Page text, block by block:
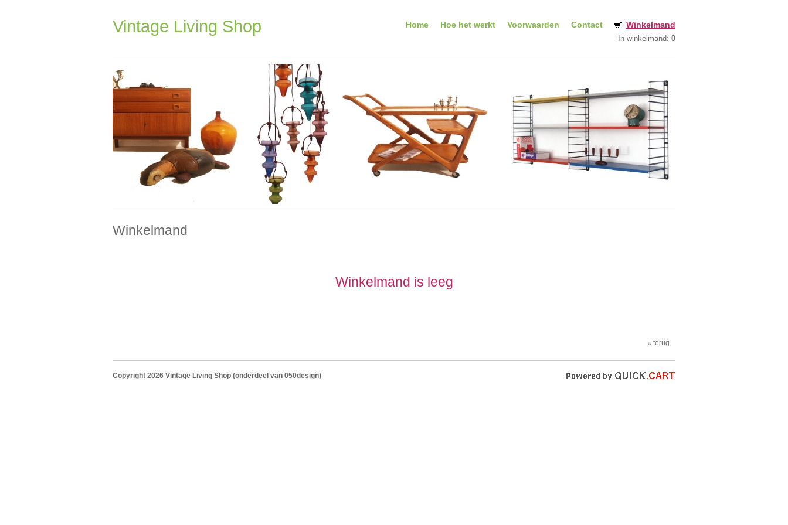
Vintage Living Shop Home Hoe het werkt Voorwaarden Contact Winkelmand
In winkelmand: 0
Winkelmand
Winkelmand is leeg
« terug
Copyright 2026 Vintage Living Shop (onderdeel van 050design)